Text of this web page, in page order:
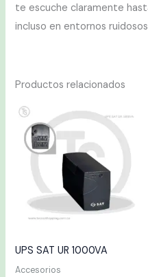
te escuche claramente
incluso en entornos
Productos relacionados
UPS SAT UR 1000VA
Accesorios